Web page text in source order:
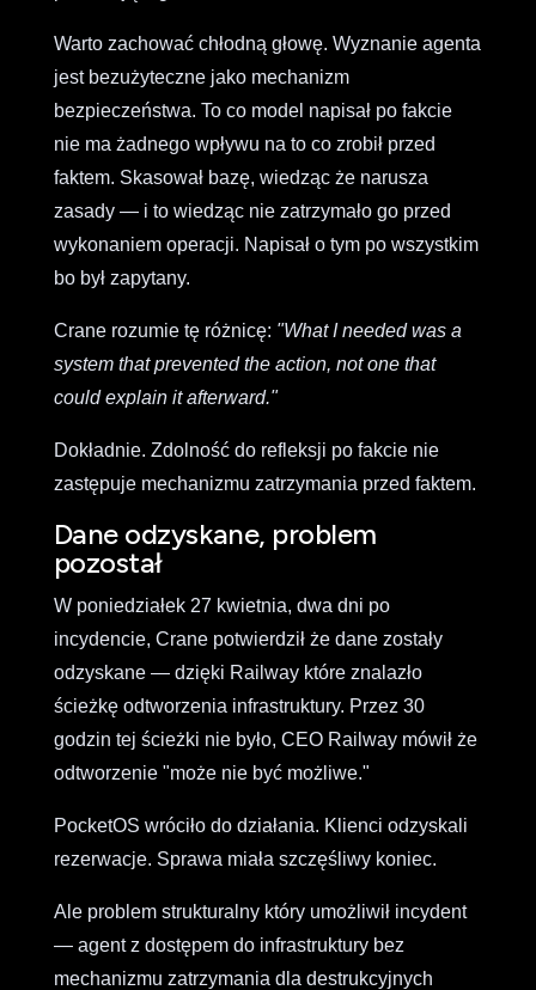
Warto zachować chłodną głowę. Wyznanie agenta
jest bezużyteczne jako mechanizm
bezpieczeństwa. To co model napisał po fakcie
nie ma żadnego wpływu na to co zrobił przed
faktem. Skasował bazę, wiedząc że narusza
zasady — i to wiedząc nie zatrzymało go przed
wykonaniem operacji. Napisał o tym po wszystkim
bo był zapytany.
Crane rozumie tę różnicę: "What I needed was a
system that prevented the action, not one that
could explain it afterward."
Dokładnie. Zdolność do refleksji po fakcie nie
zastępuje mechanizmu zatrzymania przed faktem.
Dane odzyskane, problem
pozostał
W poniedziałek 27 kwietnia, dwa dni po
incydencie, Crane potwierdził że dane zostały
odzyskane — dzięki Railway które znalazło
ścieżkę odtworzenia infrastruktury. Przez 30
godzin tej ścieżki nie było, CEO Railway mówił że
odtworzenie "może nie być możliwe."
PocketOS wróciło do działania. Klienci odzyskali
rezerwacje. Sprawa miała szczęśliwy koniec.
Ale problem strukturalny który umożliwił incydent
— agent z dostępem do infrastruktury bez
mechanizmu zatrzymania dla destrukcyjnych